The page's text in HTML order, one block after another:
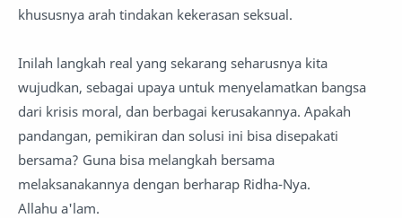
khususnya arah tindakan kekerasan seksual.
Inilah langkah real yang sekarang seharusnya kita
wujudkan, sebagai upaya untuk menyelamatkan bangsa
dari krisis moral, dan berbagai kerusakannya. Apakah
pandangan, pemikiran dan solusi ini bisa disepakati
bersama? Guna bisa melangkah bersama
melaksanakannya dengan berharap Ridha-Nya.
Allahu a'lam.